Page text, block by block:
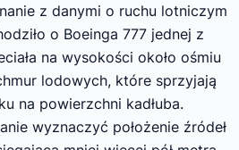
z danymi o ruchu lotniczym
o Boeinga 777 jednej z
na wysokości około ośmiu
lodowych, które sprzyjają
na powierzchni kadłuba.
wyznaczyć położenie źródeł